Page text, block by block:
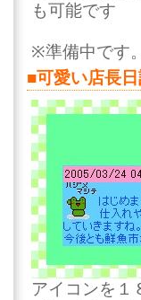
も可能です
※準備中です
■可愛い店長
アイコンを１